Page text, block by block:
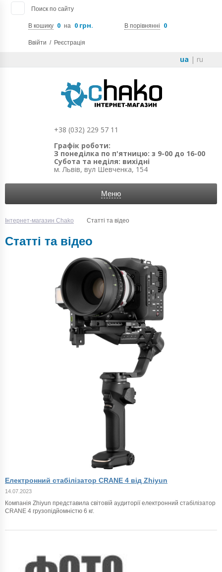
Поиск по сайту
В кошику 0 на 0 грн. В порівнянні 0
Ввійти / Реєстрація
ua | ru
+38 (032) 229 57 11
Графік роботи:
З понеділка по п'ятницю: з 9-00 до 16-00
Субота та неділя: вихідні
м. Львів, вул Шевченка, 154
Меню
Інтернет-магазин Chako Статті та відео
Статті та відео
Електронний стабілізатор CRANE 4 від Zhiyun
14.07.2023
Компанія Zhiyun представила світовій аудиторії електронний стабілізатор
CRANE 4 грузопідйомністю 6 кг.